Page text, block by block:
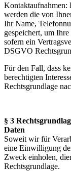
Kontaktaufnahmen:
werden die von
Ihr Name,
gespeichert, um
sofern ein
DSGVO
Für den Fall, dass
berechtigten
Rechtsgrundlage
§ 3
Daten
Soweit wir für
eine Einwilligung
Zweck einholen,
Rechtsgrundlage.